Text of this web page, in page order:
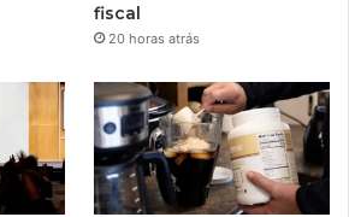
fiscal
20 horas atrás